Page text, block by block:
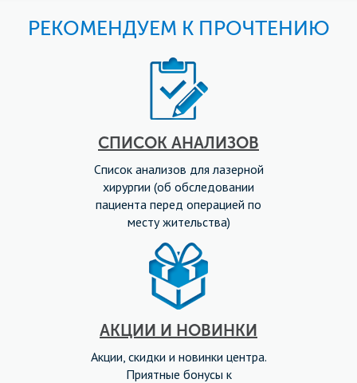
РЕКОМЕНДУЕМ К ПРОЧТЕНИЮ
СПИСОК АНАЛИЗОВ
Список анализов для лазерной
хирургии (об обследовании
пациента перед операцией по
месту жительства)
АКЦИИ И НОВИНКИ
Акции, скидки и новинки центра.
Приятные бонусы к